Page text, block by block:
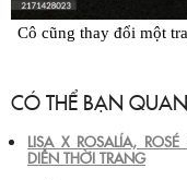
Cô cũng thay đổi một
CÓ THỂ BẠN
LISA X ROSALÍA,
DIỄN THỜI TRANG